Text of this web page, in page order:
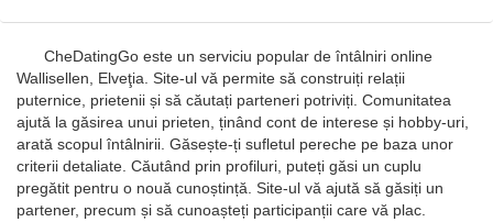
CheDatingGo este un serviciu popular de întâlniri online
Wallisellen, Elveţia. Site-ul vă permite să construiți relații
puternice, prietenii și să căutați parteneri potriviți. Comunitatea
ajută la găsirea unui prieten, ținând cont de interese și hobby-uri,
arată scopul întâlnirii. Găsește-ți sufletul pereche pe baza unor
criterii detaliate. Căutând prin profiluri, puteți găsi un cuplu
pregătit pentru o nouă cunoștință. Site-ul vă ajută să găsiți un
partener, precum și să cunoașteți participanții care vă plac.